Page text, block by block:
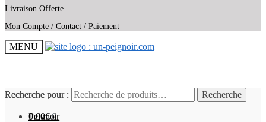
Livraison Offerte
Mon Compte / Contact / Paiement
MENU
Recherche pour : Recherche
0.00€ 0
Recherche pour : Recherche
Peignoir